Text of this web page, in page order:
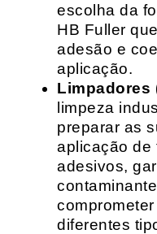
escolha da
HB Fuller
adesão e
aplicação.
Limpadores
limpeza
preparar as
aplicação de
adesivos,
diferentes